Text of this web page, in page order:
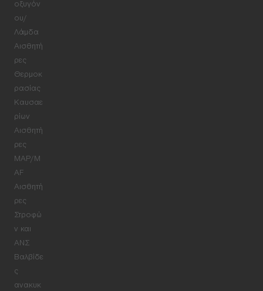
οξυγόν
ου/
Λάμδα
Αισθητή
ρες
Θερμοκ
ρασίας
Καυσαε
ρίων
Αισθητή
ρες
MAP/M
AF
Αισθητή
ρες
Στροφώ
ν και
ΑΝΣ
Βαλβίδε
ς
ανακυκ